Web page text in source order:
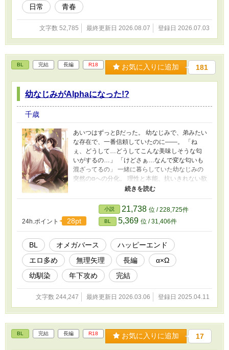
日常
青春
文字数 52,785 最終更新日 2026.08.07 登録日 2026.07.03
BL 完結 長編 R18 お気に入りに追加 181
幼なじみがAlphaになった!?
千歳
あいつはずっとβだった。 幼なじみで、弟みたい
な存在で、一番信頼していたのに――。 「ね
ぇ、どうして…どうしてこんな美味しそうな匂
いがするの…」 「けどさぁ…なんで変な匂いも
混ざってるの」 一緒に暮らしていた幼なじみの
突然のαへの分化。 理性と本能、抗いきれない欲
望が二人の歯車を狂わせていく。 独占欲強めな
が、身体ごと心を奪っていく。 --- 【番外編】 妊
娠確率0.1%――そう告げられた柚希と蓮。 命が
けで陽汰を産んだ奇跡の物語。 --- えっちで、切
なく、そして温かい。 オメガバースBL。 【登場
人物紹介】 ◆高瀬 晴斗（たかせ はると）／
α（元β）／攻め ◆東条 陽汰（とうじょう ひな
た）／Ω／受け 【番外編・登場人物】 ◆東条 蓮
（とうじょう れん）陽汰の父／α ◆白川→東条
柚希（しらかわ→とうじょう ゆずき）陽汰のパ
パ／Ω --- 【ご注意】 ※性描写を多く含みます。
※無理やり／羞恥プレイ／連続絶頂／中出しな
ど激しめの描写あり。苦手な方はご注意くださ
い。 ※第一部→全10章（完結）／第二部→全9
章(完結)／番外編→全11章(完結)
24h.ポイント 28pt
小説 21,738 位 / 228,725件
BL 5,369 位 / 31,406件
BL オメガバース
ハッピーエンド
エロ多め
無理矢理 長編
α×Ω
幼馴染
年下攻め 完結
文字数 244,247 最終更新日 2026.03.06 登録日 2025.04.11
BL 完結 長編 R18 お気に入りに追加 17